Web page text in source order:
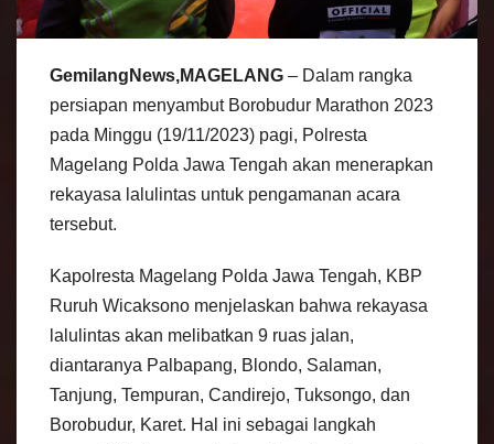
GemilangNews,MAGELANG – Dalam rangka
persiapan menyambut Borobudur Marathon 2023
pada Minggu (19/11/2023) pagi, Polresta
Magelang Polda Jawa Tengah akan menerapkan
rekayasa lalulintas untuk pengamanan acara
tersebut.
Kapolresta Magelang Polda Jawa Tengah, KBP
Ruruh Wicaksono menjelaskan bahwa rekayasa
lalulintas akan melibatkan 9 ruas jalan,
diantaranya Palbapang, Blondo, Salaman,
Tanjung, Tempuran, Candirejo, Tuksongo, dan
Borobudur, Karet. Hal ini sebagai langkah